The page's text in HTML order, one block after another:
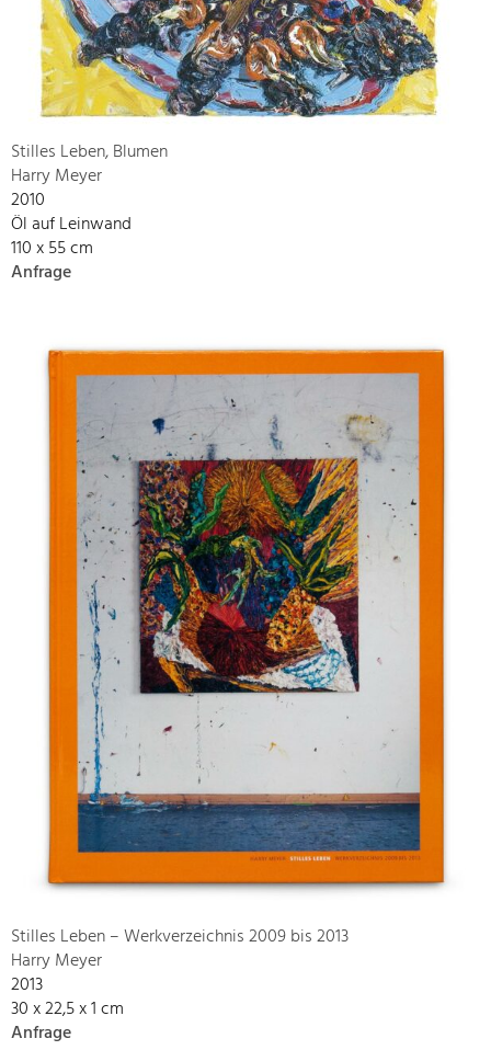
Stilles Leben, Blumen
Harry Meyer
2010
Öl auf Leinwand
110 x 55 cm
Anfrage
Stilles Leben – Werkverzeichnis 2009 bis 2013
Harry Meyer
2013
30 x 22,5 x 1 cm
Anfrage